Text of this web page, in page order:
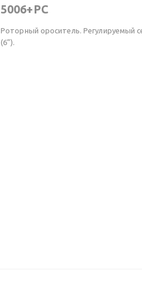
5006+PC
Роторный ороситель. Регулируемый
(6”).